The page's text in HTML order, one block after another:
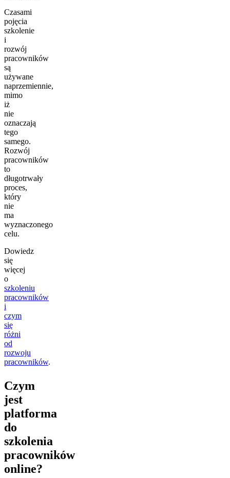
Czasami
pojęcia
szkolenie
i
rozwój
pracowników
są
używane
naprzemiennie,
mimo
iż
nie
oznaczają
tego
samego.
Rozwój
pracowników
to
długotrwały
proces,
który
nie
ma
wyznaczonego
celu.
Dowiedz
się
więcej
o
szkoleniu
pracowników
i
czym
się
różni
od
rozwoju
pracowników.
Czym
jest
platforma
do
szkolenia
pracowników
online?